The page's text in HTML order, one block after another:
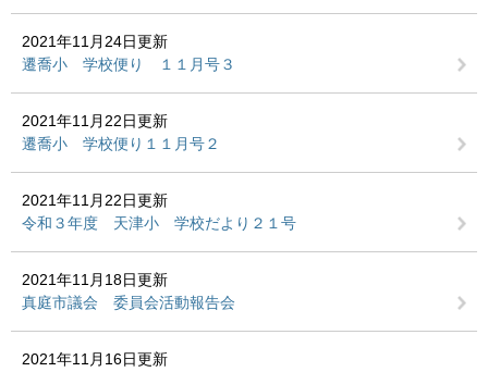
2021年11月24日更新
遷喬小 学校便り １１月号３
2021年11月22日更新
遷喬小 学校便り１１月号２
2021年11月22日更新
令和３年度 天津小 学校だより２１号
2021年11月18日更新
真庭市議会 委員会活動報告会
2021年11月16日更新